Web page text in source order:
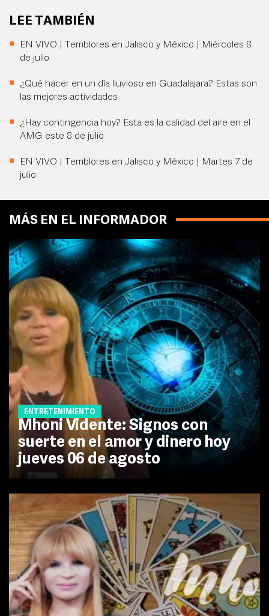
LEE TAMBIÉN
EN VIVO | Temblores en Jalisco y México | Miércoles 8
de julio
¿Qué hacer en un día lluvioso en Guadalajara? Estas son
las mejores actividades
¿Hay contingencia hoy? Esta es la calidad del aire en el
AMG este 8 de julio
EN VIVO | Temblores en Jalisco y México | Martes 7 de
julio
MÁS EN EL INFORMADOR
ENTRETENIMIENTO
Mhoni Vidente: Signos con
suerte en el amor y dinero hoy
jueves 06 de agosto